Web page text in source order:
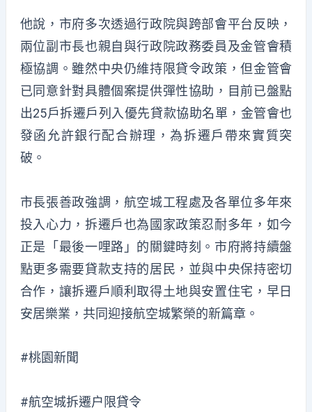
他說，市府多次透過行政院與跨部會平台反映，
兩位副市長也親自與行政院政務委員及金管會積
極協調。雖然中央仍維持限貸令政策，但金管會
已同意針對具體個案提供彈性協助，目前已盤點
出25戶拆遷戶列入優先貸款協助名單，金管會也
發函允許銀行配合辦理，為拆遷戶帶來實質突
破。
市長張善政強調，航空城工程處及各單位多年來
投入心力，拆遷戶也為國家政策忍耐多年，如今
正是「最後一哩路」的關鍵時刻。市府將持續盤
點更多需要貸款支持的居民，並與中央保持密切
合作，讓拆遷戶順利取得土地與安置住宅，早日
安居樂業，共同迎接航空城繁榮的新篇章。
#桃園新聞
#航空城拆遷户限貸令